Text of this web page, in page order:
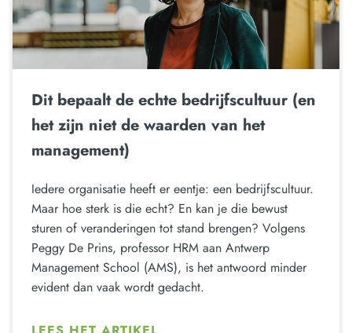
Dit bepaalt de echte bedrijfscultuur (en
het zijn niet de waarden van het
management)
Iedere organisatie heeft er eentje: een bedrijfscultuur.
Maar hoe sterk is die echt? En kan je die bewust
sturen of veranderingen tot stand brengen? Volgens
Peggy De Prins, professor HRM aan Antwerp
Management School (AMS), is het antwoord minder
evident dan vaak wordt gedacht.